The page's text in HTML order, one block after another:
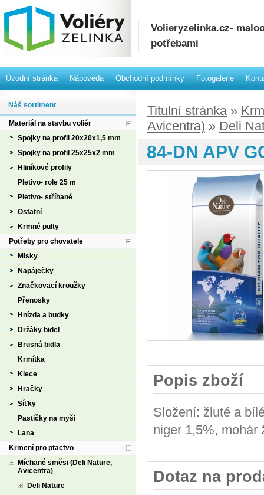
Volieryzelinka.cz-
potřebami
Úvodní stránka Nápověda Obchodní podmínky Fotogalerie
Titulní stránka»
Avicentra) » Deli
84-DN APV
Popis zboží
Složení: žluté a
niger 1,5%, mohár
Dotaz na
Náš sortiment
Materiál na stavbu voliér
Spojky na profil 20x20x1,5 mm
Spojky na profil 25x25x2 mm
Hliníkové profily
Pletivo- role 25 m
Pletivo- stříhané
Ostatní
Krmné pulty
Potřeby pro chovatele
Misky
Napáječky
Značkovací kroužky
Přenosky
Hnízda a budky
Držáky bidel
Brusná bidla
Krmítka
Klece
Hračky
Síťky
Pastičky na myši
Lana
Krmení pro ptactvo
Míchané směsi (Deli Nature,
Avicentra)
Deli Nature